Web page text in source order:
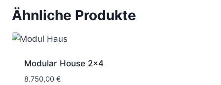
Ähnliche Produkte
Modular House 2×4
8.750,00 €